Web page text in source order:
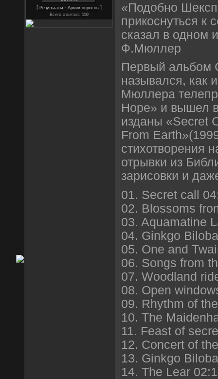
[ Результаты · Архив опросов ]
Всего ответов: 110
«Подобно
прикоснуться к
сказал в одном
Ф.Мюллер
Первый альбом
назывался, как
Мюллера
Hope» и вышел
изданы «Secret
From
стихотворения
отрывки из
зарисовки и
01. Secret call
02. Blossoms
03. Aquamatine
04. Ginkgo
05. One and
06. Songs from
07. Woodland
08. Open
09. Rhythm of
10. The
11. Feast of
12. Concert of
13. Ginkgo
14. The Lear